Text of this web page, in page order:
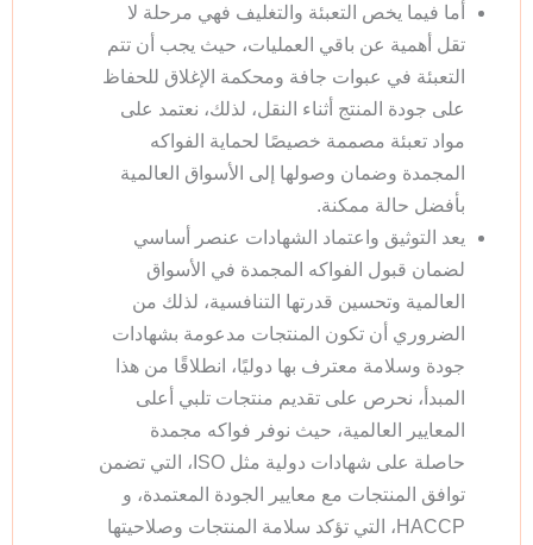
أما فيما يخص التعبئة والتغليف فهي مرحلة لا
تقل أهمية عن باقي العمليات، حيث يجب أن تتم
التعبئة في عبوات جافة ومحكمة الإغلاق للحفاظ
على جودة المنتج أثناء النقل، لذلك، نعتمد على
مواد تعبئة مصممة خصيصًا لحماية الفواكه
المجمدة وضمان وصولها إلى الأسواق العالمية
بأفضل حالة ممكنة.
يعد التوثيق واعتماد الشهادات عنصر أساسي
لضمان قبول الفواكه المجمدة في الأسواق
العالمية وتحسين قدرتها التنافسية، لذلك من
الضروري أن تكون المنتجات مدعومة بشهادات
جودة وسلامة معترف بها دوليًا، انطلاقًا من هذا
المبدأ، نحرص على تقديم منتجات تلبي أعلى
المعايير العالمية، حيث نوفر فواكه مجمدة
حاصلة على شهادات دولية مثل ISO، التي تضمن
توافق المنتجات مع معايير الجودة المعتمدة، و
HACCP، التي تؤكد سلامة المنتجات وصلاحيتها